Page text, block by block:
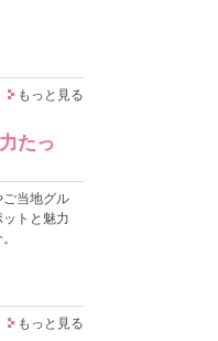
もっと見る
たっ
当地グル
トと魅力
もっと見る